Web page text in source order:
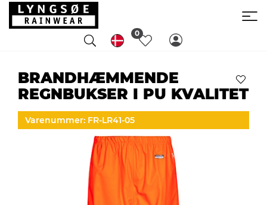
0
BRANDHÆMMENDE
REGNBUKSER I PU KVALITET
Varenummer: FR-LR41-05